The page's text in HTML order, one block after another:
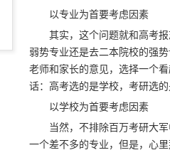
以专业为首要考虑因素
其实，这个问题就和高考报
弱势专业还是去二本院校的强
老师和家长的意见，选择一个
话：高考选的是学校，考研选
以学校为首要考虑因素
当然，不排除百万考研大军
一个差不多的专业，但是，心